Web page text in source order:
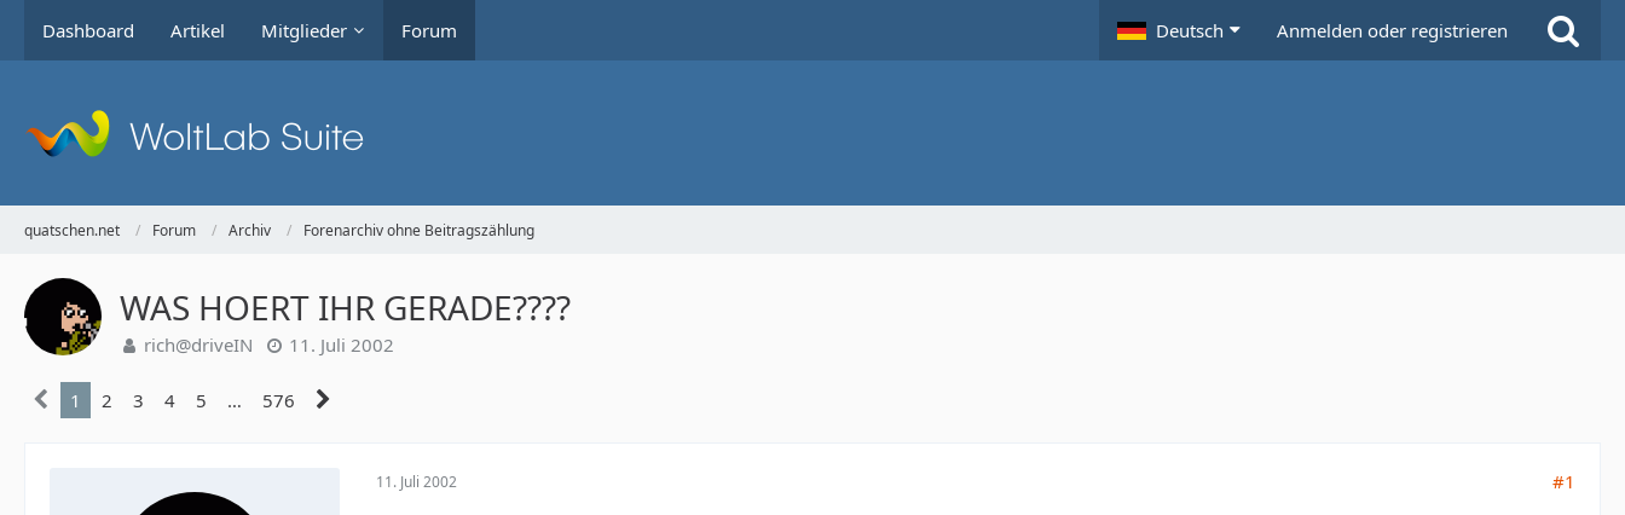
Dashboard Artikel Mitglieder Forum Deutsch Anmelden oder registrieren
quatschen.net Forum Archiv Forenarchiv ohne Beitragszählung
WAS HOERT IHR GERADE????
rich@driveIN 11. Juli 2002
1 2 3 4 5 … 576
11. Juli 2002 #1